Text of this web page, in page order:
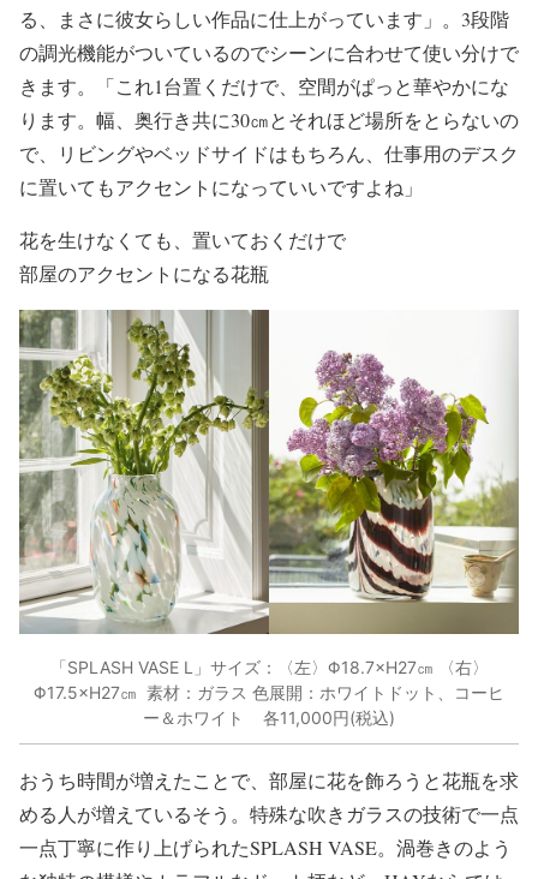
る、まさに彼女らしい作品に仕上がっています」。3段階
の調光機能がついているのでシーンに合わせて使い分けで
きます。「これ1台置くだけで、空間がぱっと華やかにな
ります。幅、奥行き共に30㎝とそれほど場所をとらないの
で、リビングやベッドサイドはもちろん、仕事用のデスク
に置いてもアクセントになっていいですよね」
花を生けなくても、置いておくだけで
部屋のアクセントになる花瓶
「SPLASH VASE L」サイズ：〈左〉Φ18.7×H27㎝ 〈右〉
Φ17.5×H27㎝ 素材：ガラス 色展開：ホワイトドット、コーヒ
ー＆ホワイト 各11,000円(税込)
おうち時間が増えたことで、部屋に花を飾ろうと花瓶を求
める人が増えているそう。特殊な吹きガラスの技術で一点
一点丁寧に作り上げられたSPLASH VASE。渦巻きのよう